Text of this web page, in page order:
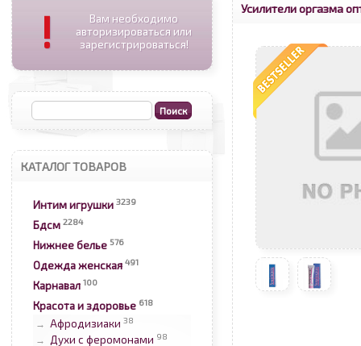
!
Вам необходимо
авторизироваться или
зарегистрироваться!
КАТАЛОГ ТОВАРОВ
Интим игрушки 3239
Бдсм 2284
Нижнее белье 576
Одежда женская 491
Карнавал 100
Красота и здоровье 618
→ Афродизиаки 38
→ Духи с феромонами 98
Усилители оргазма